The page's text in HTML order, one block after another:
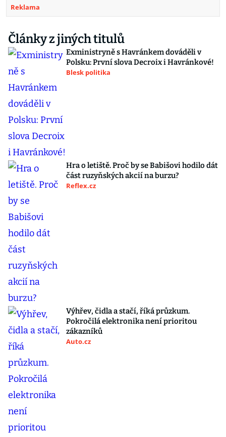
Reklama
Články z jiných titulů
Exministryně s Havránkem dováděli v
Polsku: První slova Decroix i Havránkové!
Blesk politika
Hra o letiště. Proč by se Babišovi hodilo dát
část ruzyňských akcií na burzu?
Reflex.cz
Výhřev, čidla a stačí, říká průzkum.
Pokročilá elektronika není prioritou
zákazníků
Auto.cz